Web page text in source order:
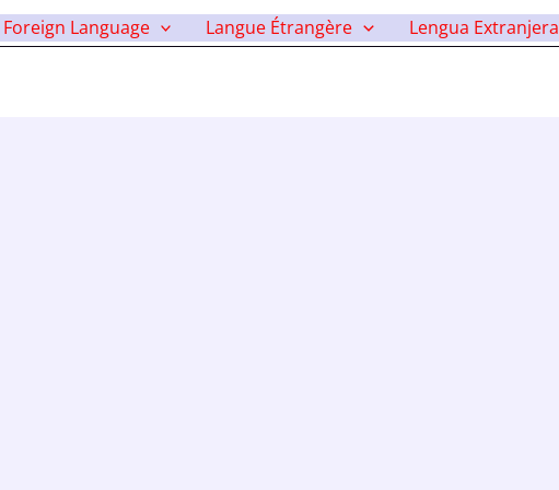
Foreign Language Langue Étrangère Lengua Extranjera
Cevaplari